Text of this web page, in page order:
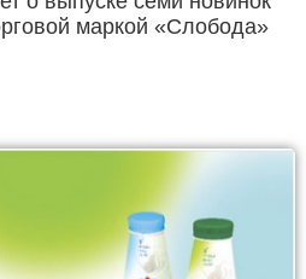
маркой «Слобода»